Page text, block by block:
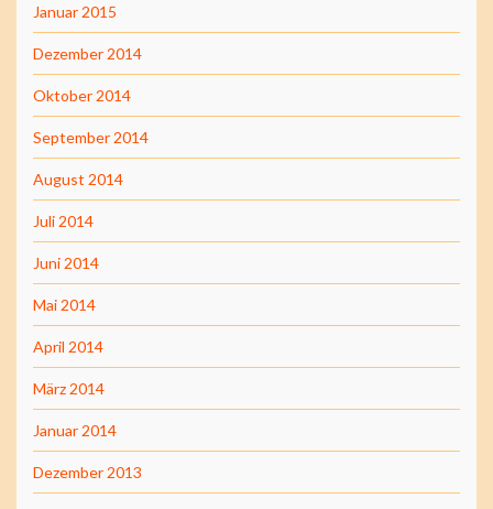
Januar 2015
Dezember 2014
Oktober 2014
September 2014
August 2014
Juli 2014
Juni 2014
Mai 2014
April 2014
März 2014
Januar 2014
Dezember 2013